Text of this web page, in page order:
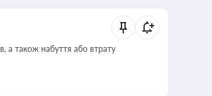
а також набуття або втрату